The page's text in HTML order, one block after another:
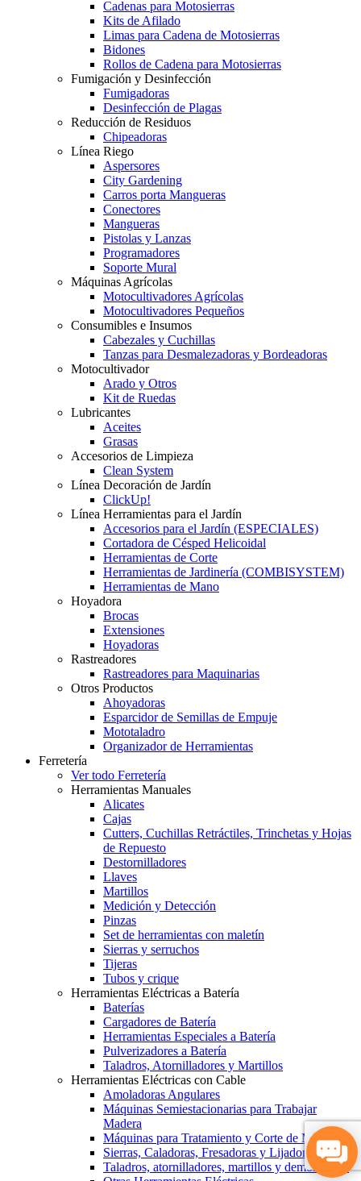
Cadenas para Motosierras
Kits de Afilado
Limas para Cadena de Motosierras
Bidones
Rollos de Cadena para Motosierras
Fumigación y Desinfección
Fumigadoras
Desinfección de Plagas
Reducción de Residuos
Chipeadoras
Línea Riego
Aspersores
City Gardening
Carros porta Mangueras
Conectores
Mangueras
Pistolas y Lanzas
Programadores
Soporte Mural
Máquinas Agrícolas
Motocultivadores Agrícolas
Motocultivadores Pequeños
Consumibles e Insumos
Cabezales y Cuchillas
Tanzas para Desmalezadoras y Bordeadoras
Motocultivador
Arado y Otros
Kit de Ruedas
Lubricantes
Aceites
Grasas
Accesorios de Limpieza
Clean System
Línea Decoración de Jardín
ClickUp!
Línea Herramientas para el Jardín
Accesorios para el Jardín (ESPECIALES)
Cortadora de Césped Helicoidal
Herramientas de Corte
Herramientas de Jardinería (COMBISYSTEM)
Herramientas de Mano
Hoyadora
Brocas
Extensiones
Hoyadoras
Rastreadores
Rastreadores para Maquinarias
Otros Productos
Ahoyadoras
Esparcidor de Semillas de Empuje
Mototaladro
Organizador de Herramientas
Ferretería
Ver todo Ferretería
Herramientas Manuales
Alicates
Cajas
Cutters, Cuchillas Retráctiles, Trinchetas y Hojas
de Repuesto
Destornilladores
Llaves
Martillos
Medición y Detección
Pinzas
Set de herramientas con maletín
Sierras y serruchos
Tijeras
Tubos y crique
Herramientas Eléctricas a Batería
Baterías
Cargadores de Batería
Herramientas Especiales a Batería
Pulverizadores a Batería
Taladros, Atornilladores y Martillos
Herramientas Eléctricas con Cable
Amoladoras Angulares
Máquinas Semiestacionarias para Trabajar
Madera
Máquinas para Tratamiento y Corte de Metales
Sierras, Caladoras, Fresadoras y Lijadoras
Taladros, atornilladores, martillos y demoledores